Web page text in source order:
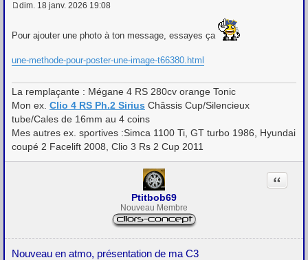
s
g
dim. 18 janv. 2026 19:08
Pour ajouter une photo à ton message, essayes ça
une-methode-pour-poster-une-image-t66380.html
La remplaçante : Mégane 4 RS 280cv orange Tonic
Mon ex. Clio 4 RS Ph.2 Sirius Châssis Cup/Silencieux
tube/Cales de 16mm au 4 coins
Mes autres ex. sportives :Simca 1100 Ti, GT turbo 1986, Hyundai
coupé 2 Facelift 2008, Clio 3 Rs 2 Cup 2011
Ptitbob69
Nouveau Membre
Nouveau en atmo, présentation de ma C3
Citation